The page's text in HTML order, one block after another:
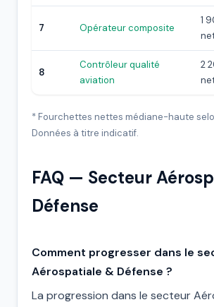
7 Opérateur composite
1
8
Contrôleur qualité
aviation
2
* Fourchettes nettes médiane-haute
Données à titre indicatif.
FAQ — Secteur
Défense
Comment progresser dans le
Aérospatiale & Défense ?
La progression dans le secteur